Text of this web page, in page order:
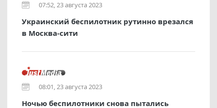
07:52, 23 августа 2023
Украинский беспилотник рутинно врезался
в Москва-сити
08:01, 23 августа 2023
Ночью беспилотники снова пытались